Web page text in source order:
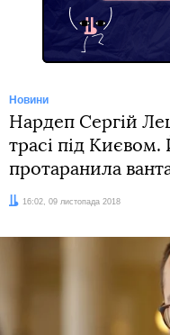
Новини
Нардеп Сергій
трасі під
протаранила
Дата:16:02, 09 листопада 2018